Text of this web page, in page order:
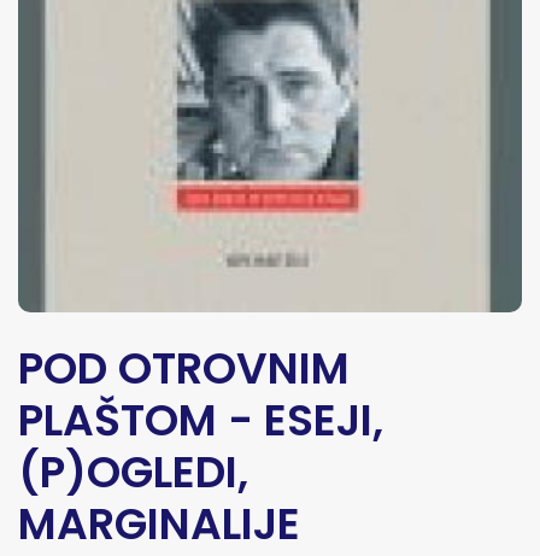
POD OTROVNIM
PLAŠTOM - ESEJI,
(P)OGLEDI,
MARGINALIJE